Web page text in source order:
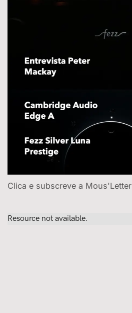
Clica e subscreve a Mous'Letter